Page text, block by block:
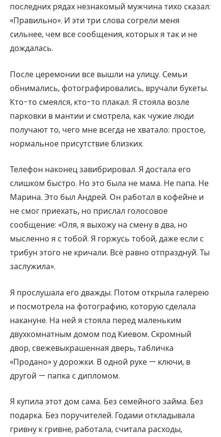
последних рядах незнакомый мужчина тихо сказал:
«Правильно». И эти три слова согрели меня
сильнее, чем все сообщения, которых я так и не
дождалась.
После церемонии все вышли на улицу. Семьи
обнимались, фотографировались, вручали букеты.
Кто-то смеялся, кто-то плакал. Я стояла возле
парковки в мантии и смотрела, как чужие люди
получают то, чего мне всегда не хватало: простое,
нормальное присутствие близких.
Телефон наконец завибрировал. Я достала его
слишком быстро. Но это была не мама. Не папа. Не
Марина. Это был Андрей. Он работал в кофейне и
не смог приехать, но прислал голосовое
сообщение: «Оля, я выхожу на смену в два, но
мысленно я с тобой. Я горжусь тобой, даже если с
трибун этого не кричали. Всё равно отпразднуй. Ты
заслужила».
Я прослушала его дважды. Потом открыла галерею
и посмотрела на фотографию, которую сделала
накануне. На ней я стояла перед маленьким
двухкомнатным домом под Киевом. Скромный
двор, свежевыкрашенная дверь, табличка
«Продано» у дорожки. В одной руке — ключи, в
другой — папка с дипломом.
Я купила этот дом сама. Без семейного займа. Без
подарка. Без поручителей. Годами откладывала
гривну к гривне, работала, считала расходы,